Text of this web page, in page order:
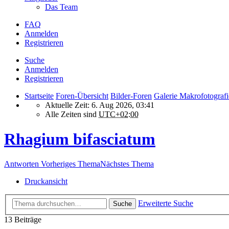
Das Team
FAQ
Anmelden
Registrieren
Suche
Anmelden
Registrieren
Startseite Foren-Übersicht Bilder-Foren Galerie
Aktuelle Zeit: 6. Aug 2026, 03:41
Alle Zeiten sind UTC+02:00
Rhagium bifasciatum
Antworten Vorheriges ThemaNächstes Thema
Druckansicht
Suche
Erweiterte Suche
13 Beiträge